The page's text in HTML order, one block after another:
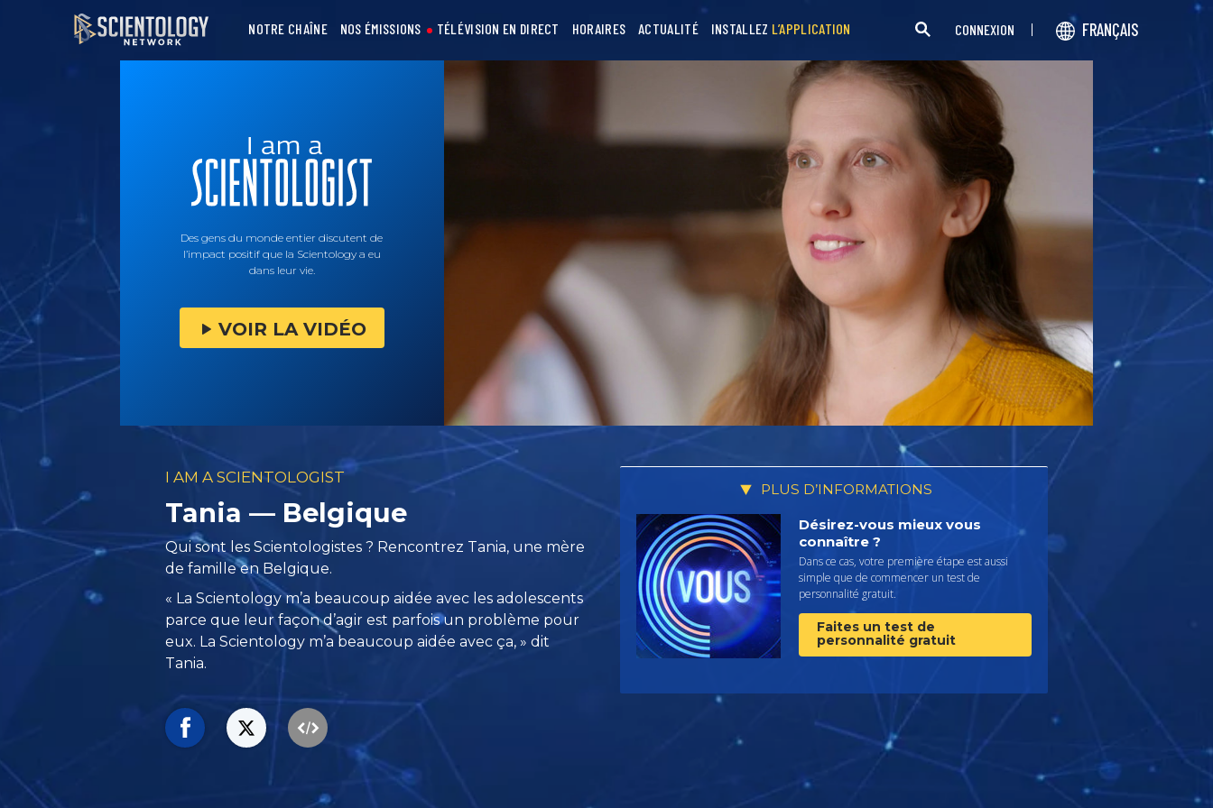
NOTRE CHAÎNE NOS ÉMISSIONS TÉLÉVISION EN DIRECT HORAIRES ACTUALITÉ INSTALLEZ L’APPLICATION CONNEXION FRANÇAIS
Des gens du monde entier discutent de
l’impact positif que la Scientology a eu
dans leur vie.
VOIR LA VIDÉO
I AM A SCIENTOLOGIST
Tania — Belgique
Qui sont les Scientologistes ? Rencontrez Tania, une mère
de famille en Belgique.
« La Scientology m’a beaucoup aidée avec les adolescents
parce que leur façon d’agir est parfois un problème pour
eux. La Scientology m’a beaucoup aidée avec ça, » dit
Tania.
PLUS D’INFORMATIONS
Désirez-vous mieux vous
connaître ?
Dans ce cas, votre première étape est aussi
simple que de commencer un test de
personnalité gratuit.
Faites un test de
personnalité gratuit